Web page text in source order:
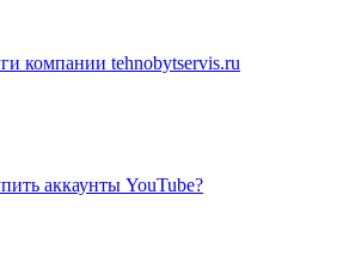
компании tehnobytservis.ru
аккаунты YouTube?